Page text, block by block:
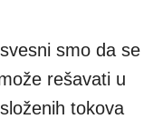
smo da se
rešavati u
tokova